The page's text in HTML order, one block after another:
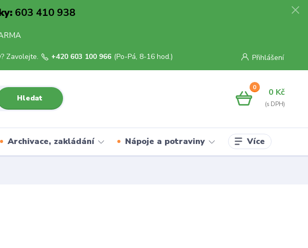
603 410 938
Přihlášení
Hledat
Zavolejte. +420 603 100 966 (Po-Pá, 8-16 hod.)
0 0 Kč
Archivace, zakládání Nápoje a potraviny Více